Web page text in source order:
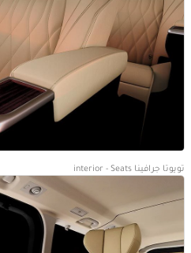
تويوتا جرافينا interior - Seats